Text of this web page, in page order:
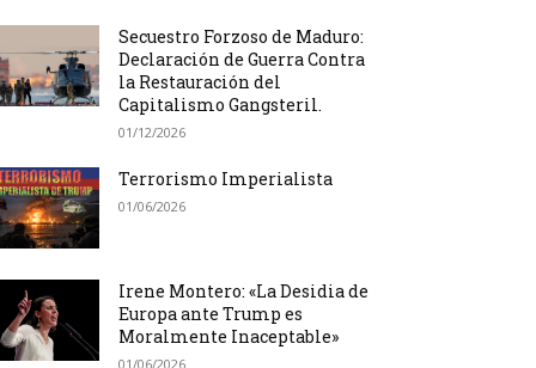
Secuestro Forzoso de Maduro:
Declaración de Guerra Contra
la Restauración del
Capitalismo Gangsteril.
01/12/2026
Terrorismo Imperialista
01/06/2026
Irene Montero: «La Desidia de
Europa ante Trump es
Moralmente Inaceptable»
01/06/2026